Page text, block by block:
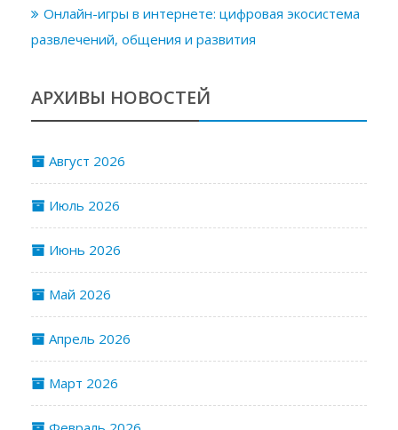
Онлайн-игры в интернете: цифровая экосистема
развлечений, общения и развития
АРХИВЫ НОВОСТЕЙ
Август 2026
Июль 2026
Июнь 2026
Май 2026
Апрель 2026
Март 2026